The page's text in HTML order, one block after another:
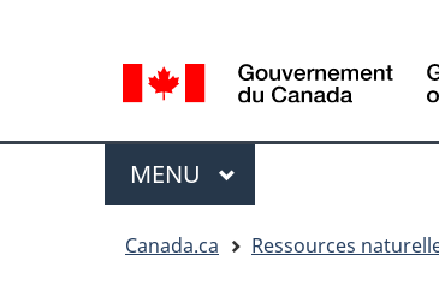
de
la
langue
selection
Menu
MENU PRINCIPAL
Canada.ca Ressources